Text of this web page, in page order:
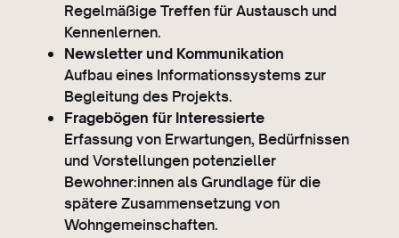
Regelmäßige Treffen für Austausch und
Kennenlernen.
Newsletter und Kommunikation
Aufbau eines Informationssystems zur
Begleitung des Projekts.
Fragebögen für Interessierte
Erfassung von Erwartungen, Bedürfnissen
und Vorstellungen potenzieller
Bewohner:innen als Grundlage für die
spätere Zusammensetzung von
Wohngemeinschaften.